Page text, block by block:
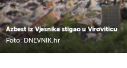
Azbest iz Vjesnika stigao u Viroviticu
Foto: DNEVNIK.hr